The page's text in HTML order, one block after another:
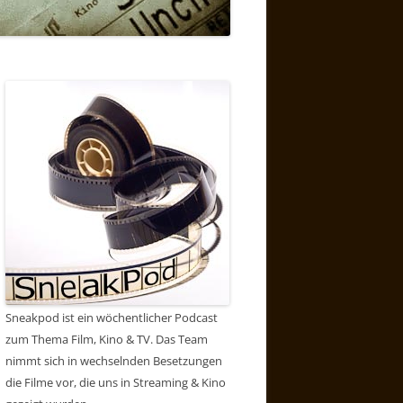
Sneakpod ist ein wöchentlicher Podcast
zum Thema Film, Kino & TV. Das Team
nimmt sich in wechselnden Besetzungen
die Filme vor, die uns in Streaming & Kino